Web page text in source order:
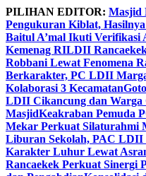
Skip
to
content
PILIHAN EDITOR: Masjid
Pengukuran Kiblat,
Baitul A’mal Ikuti
Kemenag RILDII
Robbani Lewat Fenomena
Berkarakter, PC LDII
Kolaborasi 3 Kecamatan
LDII Cikancung dan Warga
MasjidKeakraban Pemuda
Mekar Perkuat Silaturahmi
Liburan Sekolah, PAC LDII
Karakter Luhur Lewat
Rancaekek Perkuat Sinergi